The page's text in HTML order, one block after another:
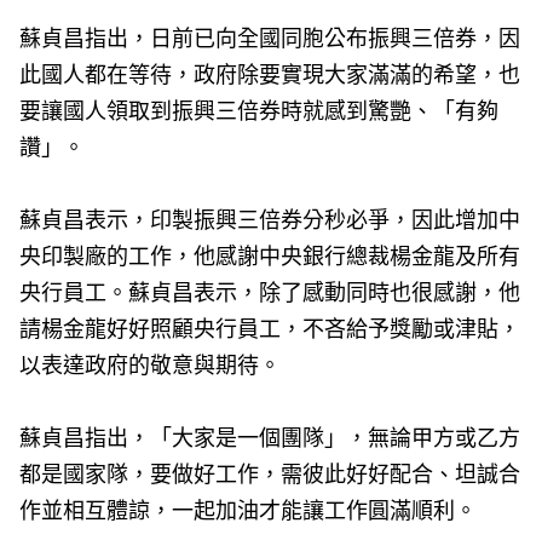
蘇貞昌指出，日前已向全國同胞公布振興三倍券，因
此國人都在等待，政府除要實現大家滿滿的希望，也
要讓國人領取到振興三倍券時就感到驚艷、「有夠
讚」。
蘇貞昌表示，印製振興三倍券分秒必爭，因此增加中
央印製廠的工作，他感謝中央銀行總裁楊金龍及所有
央行員工。蘇貞昌表示，除了感動同時也很感謝，他
請楊金龍好好照顧央行員工，不吝給予獎勵或津貼，
以表達政府的敬意與期待。
蘇貞昌指出，「大家是一個團隊」，無論甲方或乙方
都是國家隊，要做好工作，需彼此好好配合、坦誠合
作並相互體諒，一起加油才能讓工作圓滿順利。